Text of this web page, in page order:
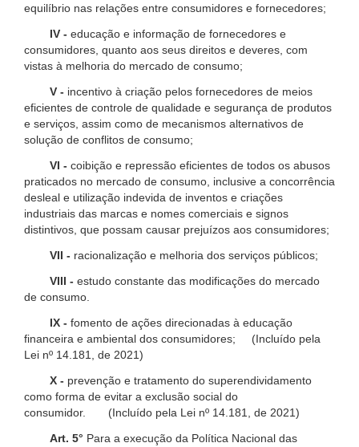
equilíbrio nas relações entre consumidores e fornecedores;
IV - educação e informação de fornecedores e
consumidores, quanto aos seus direitos e deveres, com
vistas à melhoria do mercado de consumo;
V - incentivo à criação pelos fornecedores de meios
eficientes de controle de qualidade e segurança de produtos
e serviços, assim como de mecanismos alternativos de
solução de conflitos de consumo;
VI - coibição e repressão eficientes de todos os abusos
praticados no mercado de consumo, inclusive a concorrência
desleal e utilização indevida de inventos e criações
industriais das marcas e nomes comerciais e signos
distintivos, que possam causar prejuízos aos consumidores;
VII - racionalização e melhoria dos serviços públicos;
VIII - estudo constante das modificações do mercado
de consumo.
IX - fomento de ações direcionadas à educação
financeira e ambiental dos consumidores; (Incluído pela
Lei nº 14.181, de 2021)
X - prevenção e tratamento do superendividamento
como forma de evitar a exclusão social do
consumidor. (Incluído pela Lei nº 14.181, de 2021)
Art. 5° Para a execução da Política Nacional das